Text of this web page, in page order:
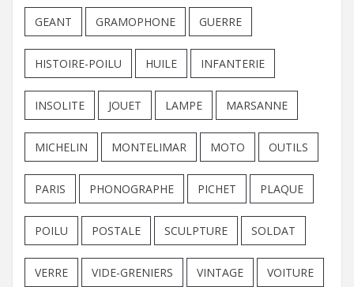
GEANT GRAMOPHONE GUERRE
HISTOIRE-POILU HUILE INFANTERIE
INSOLITE JOUET LAMPE MARSANNE
MICHELIN MONTELIMAR MOTO OUTILS
PARIS PHONOGRAPHE PICHET PLAQUE
POILU POSTALE SCULPTURE SOLDAT
VERRE VIDE-GRENIERS VINTAGE VOITURE